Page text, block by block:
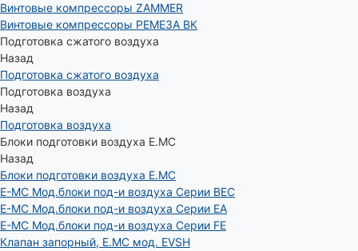
Винтовые компрессоры ZAMMER
Винтовые компрессоры РЕМЕЗА ВК
Подготовка сжатого воздуха
Назад
Подготовка сжатого воздуха
Подготовка воздуха
Назад
Подготовка воздуха
Блоки подготовки воздуха E.MC
Назад
Блоки подготовки воздуха E.MC
E-MC Мод.блоки под-и воздуха Серии BEC
E-MC Мод.блоки под-и воздуха Серии EA
E-MC Мод.блоки под-и воздуха Серии FE
Клапан запорный, E.MC мод. EVSH